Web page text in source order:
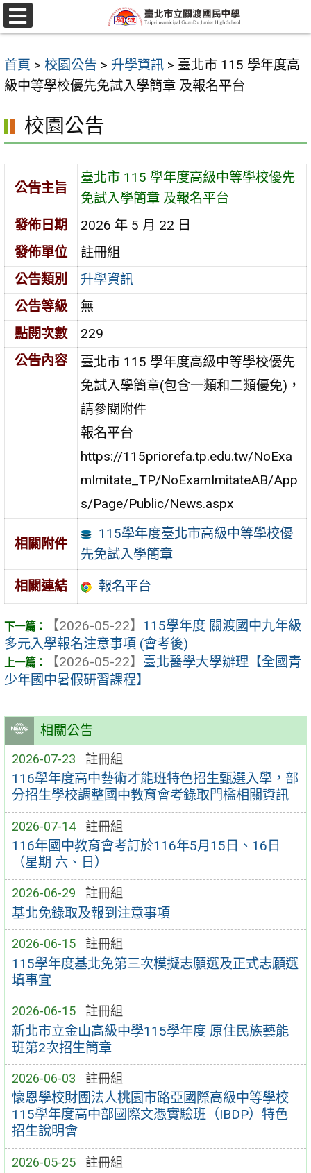
跳
至
要
內
區
選
單
首頁 > 校園公告 > 升學資訊 > 臺北市 115 學年度高
級中等學校優先免試入學簡章 及報名平台
相關公告
2026-07-23 註冊組
116學年度高中藝術才能班特色招生甄選入學，部
分招生學校調整國中教育會考錄取門檻相關資訊
2026-07-14 註冊組
116年國中教育會考訂於116年5月15日、16日
（星期 六、日）
2026-06-29 註冊組
基北免錄取及報到注意事項
2026-06-15 註冊組
115學年度基北免第三次模擬志願選及正式志願選
填事宜
2026-06-15 註冊組
新北市立金山高級中學115學年度 原住民族藝能
班第2次招生簡章
2026-06-03 註冊組
懷恩學校財團法人桃園市路亞國際高級中等學校
115學年度高中部國際文憑實驗班（IBDP）特色
招生說明會
2026-05-25 註冊組
校園公告
公告主旨
臺北市 115 學年度高級中等學校優先
免試入學簡章 及報名平台
發佈日期
2026 年 5 月 22 日
發佈單位
註冊組
公告類別
升學資訊
公告等級
無
點閱次數
229
公告內容
臺北市 115 學年度高級中等學校優先
免試入學簡章(包含一類和二類優免)，
請參閱附件
報名平台
https://115priorefa.tp.edu.tw/NoExa
mImitate_TP/NoExamImitateAB/App
s/Page/Public/News.aspx
相關附件
115學年度臺北市高級中等學校優
先免試入學簡章
相關連結 報名平台
【2026-05-22】 115學年度 關渡國中九年級
多元入學報名注意事項 (會考後)
【2026-05-22】 臺北醫學大學辦理【全國青
少年國中暑假研習課程】